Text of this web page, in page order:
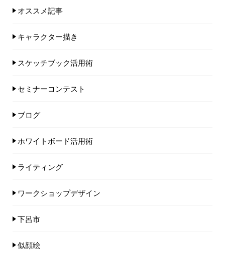
オススメ記事
キャラクター描き
スケッチブック活用術
セミナーコンテスト
ブログ
ホワイトボード活用術
ライティング
ワークショップデザイン
下呂市
似顔絵